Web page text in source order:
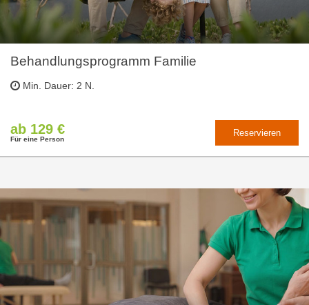
Behandlungsprogramm Familie
Min. Dauer: 2 N.
ab 129 €
Für eine Person
Reservieren